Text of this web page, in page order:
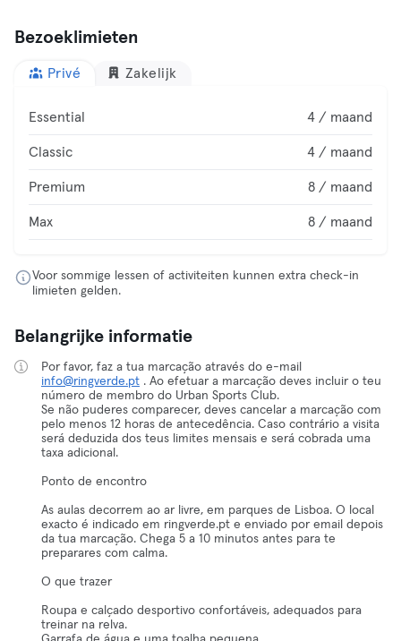
Bezoeklimieten
Privé Zakelijk
Essential 4 / maand
Classic 4 / maand
Premium 8 / maand
Max 8 / maand
Voor sommige lessen of activiteiten kunnen extra check-in
limieten gelden.
Belangrijke informatie
Por favor, faz a tua marcação através do e-mail
info@ringverde.pt . Ao efetuar a marcação deves incluir o teu
número de membro do Urban Sports Club.
Se não puderes comparecer, deves cancelar a marcação com
pelo menos 12 horas de antecedência. Caso contrário a visita
será deduzida dos teus limites mensais e será cobrada uma
taxa adicional.
Ponto de encontro
As aulas decorrem ao ar livre, em parques de Lisboa. O local
exacto é indicado em ringverde.pt e enviado por email depois
da tua marcação. Chega 5 a 10 minutos antes para te
preparares com calma.
O que trazer
Roupa e calçado desportivo confortáveis, adequados para
treinar na relva.